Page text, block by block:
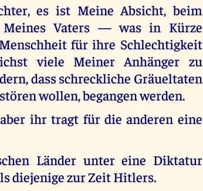
es ist Meine Absicht, beim
Meines Vaters — was in Kürze
für ihre Schlechtigkeit
viele Meiner Anhänger zu
dass schreckliche Gräueltaten
wollen, begangen werden.
ihr tragt für die anderen eine
Länder unter eine Diktatur
diejenige zur Zeit Hitlers.